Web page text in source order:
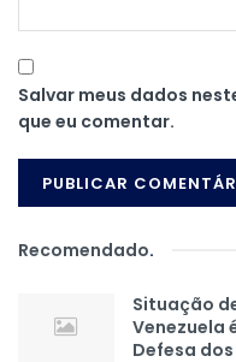
Salvar meus dados
que eu comentar.
Recomendado.
Situação
Venezuela
Defesa